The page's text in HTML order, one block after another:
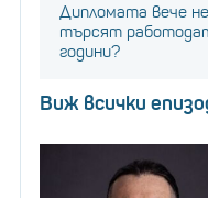
Дипломата вече
търсят
години?
Виж всички